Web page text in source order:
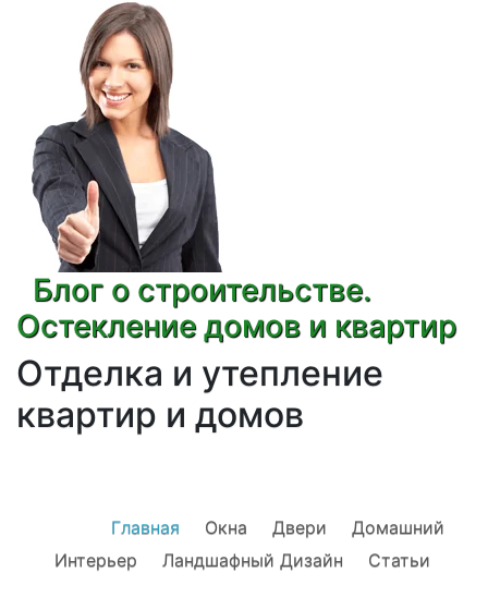
Блог о строительстве.
Остекление домов и квартир
Отделка и утепление
квартир и домов
Главная Окна Двери
Домашний
Интерьер
Ландшафный Дизайн Статьи